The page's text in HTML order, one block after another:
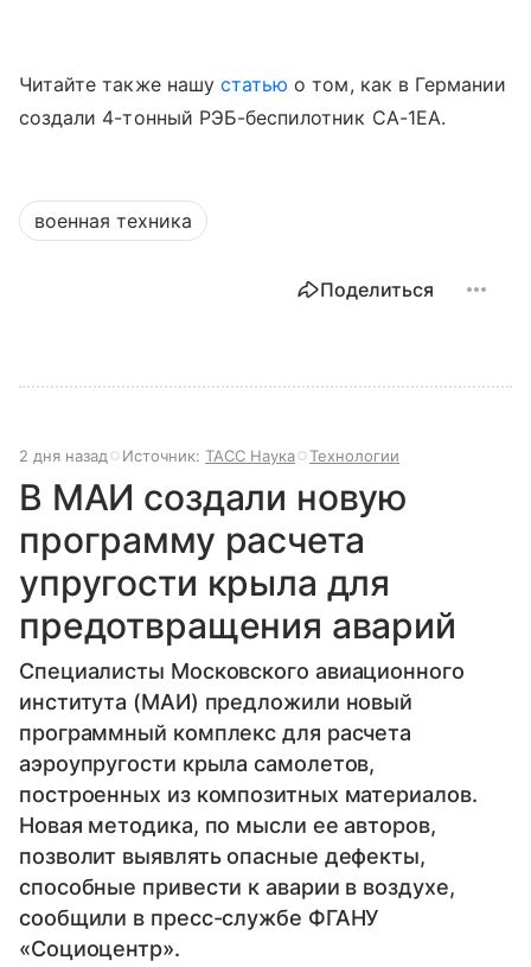
Читайте также нашу статью о том, как в Германии
создали 4-тонный РЭБ-беспилотник CA-1EA.
военная техника
Поделиться
2 дня назад Источник: ТАСС Наука Технологии
В МАИ создали новую
программу расчета
упругости крыла для
предотвращения аварий
Специалисты Московского авиационного
института (МАИ) предложили новый
программный комплекс для расчета
аэроупругости крыла самолетов,
построенных из композитных материалов.
Новая методика, по мысли ее авторов,
позволит выявлять опасные дефекты,
способные привести к аварии в воздухе,
сообщили в пресс-службе ФГАНУ
«Cоциоцентр».